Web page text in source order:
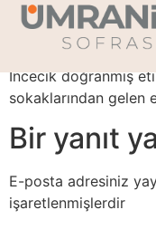
Mersin
İncecik doğranmış
sokaklarından gelen
Bir yanıt
E-posta adresiniz
işaretlenmişlerdir